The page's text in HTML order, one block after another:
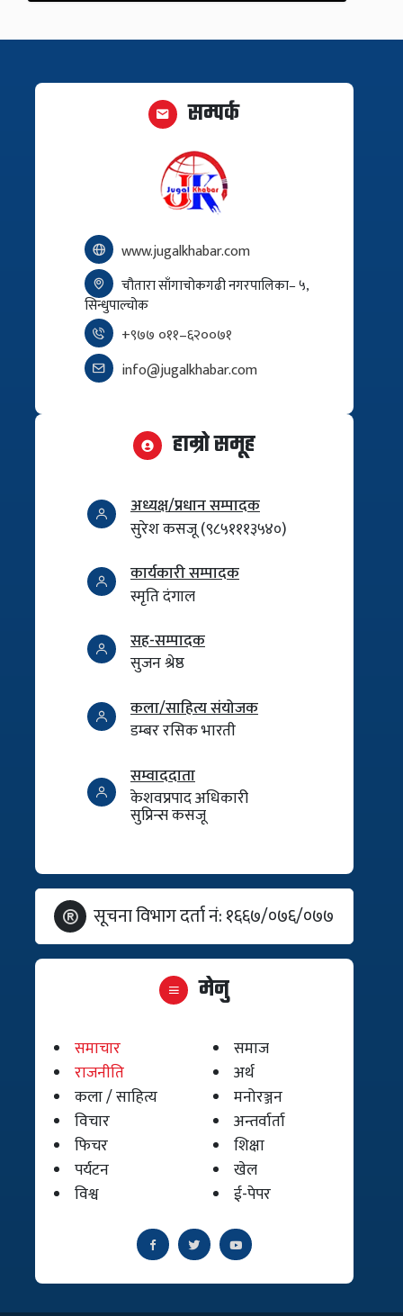
सम्पर्क
www.jugalkhabar.com
चौतारा साँगाचोकगढी नगरपालिका– ५,
सिन्धुपाल्चोक
+९७७ ०११–६२००७१
info@jugalkhabar.com
हाम्रो समूह
अध्यक्ष/प्रधान सम्पादक
सुरेश कसजू (९८५१११३५४०)
कार्यकारी सम्पादक
स्मृति दंगाल
सह-सम्पादक
सुजन श्रेष्ठ
कला/साहित्य संयोजक
डम्बर रसिक भारती
सम्वाददाता
केशवप्रपाद अधिकारी
सुप्रिन्स कसजू
सूचना विभाग दर्ता नं: १६६७/०७६/०७७
मेनु
समाचार
समाज
राजनीति
अर्थ
कला / साहित्य
मनोरञ्जन
विचार
अन्तर्वार्ता
फिचर
शिक्षा
पर्यटन
खेल
विश्व
ई-पेपर